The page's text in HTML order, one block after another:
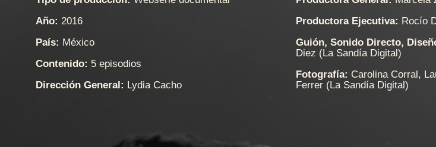
Año: 2016
País: México
Contenido: 5 episodios
Dirección General: Lydia Cacho
Productora Ejecutiva: Rocío
Guión, Sonido Directo,
Diez (La Sandía Digital)
Fotografía: Carolina Corral,
Ferrer (La Sandía Digital)